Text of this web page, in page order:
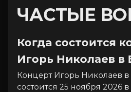
ЧАСТЫЕ
Когда состоится
Игорь Николаев в
Концерт Игорь Николаев
состоится 25 ноября 2026 в